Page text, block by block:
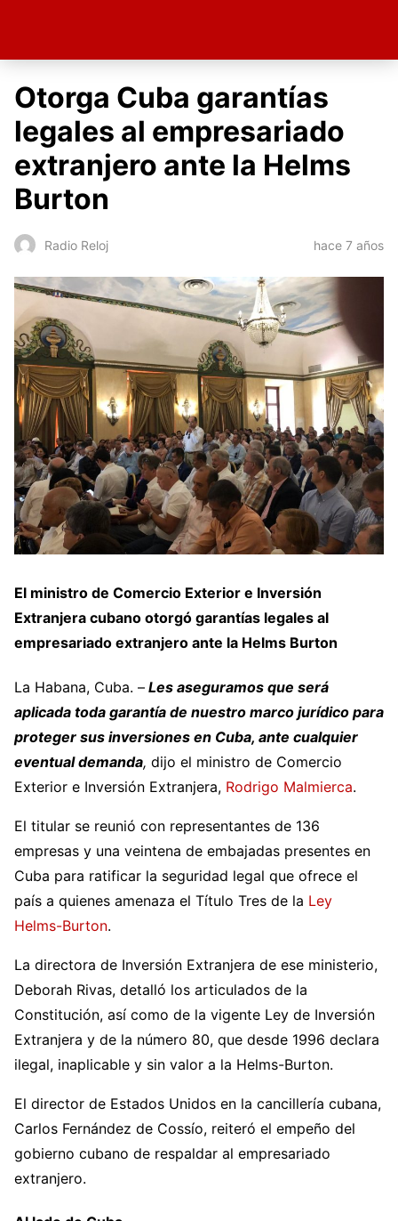
Otorga Cuba garantías
legales al empresariado
extranjero ante la Helms
Burton
Radio Reloj hace 7 años
El ministro de Comercio Exterior e Inversión
Extranjera cubano otorgó garantías legales al
empresariado extranjero ante la Helms Burton
La Habana, Cuba. – Les aseguramos que será
aplicada toda garantía de nuestro marco jurídico para
proteger sus inversiones en Cuba, ante cualquier
eventual demanda, dijo el ministro de Comercio
Exterior e Inversión Extranjera, Rodrigo Malmierca.
El titular se reunió con representantes de 136
empresas y una veintena de embajadas presentes en
Cuba para ratificar la seguridad legal que ofrece el
país a quienes amenaza el Título Tres de la Ley
Helms-Burton.
La directora de Inversión Extranjera de ese ministerio,
Deborah Rivas, detalló los articulados de la
Constitución, así como de la vigente Ley de Inversión
Extranjera y de la número 80, que desde 1996 declara
ilegal, inaplicable y sin valor a la Helms-Burton.
El director de Estados Unidos en la cancillería cubana,
Carlos Fernández de Cossío, reiteró el empeño del
gobierno cubano de respaldar al empresariado
extranjero.